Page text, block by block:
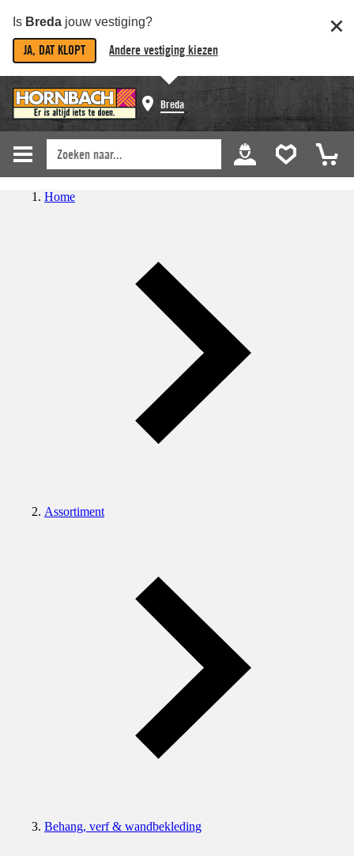
Is Breda jouw vestiging?
JA, DAT KLOPT Andere vestiging kiezen
Breda
Home
Assortiment
Behang, verf & wandbekleding